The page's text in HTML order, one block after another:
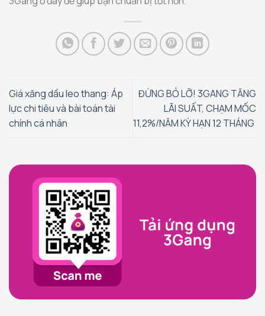
Giá xăng dầu leo thang: Áp
lực chi tiêu và bài toán tài
chính cá nhân
ĐỪNG BỎ LỠ! 3GANG TĂNG
LÃI SUẤT, CHẠM MỐC
11,2%/NĂM KỲ HẠN 12 THÁNG